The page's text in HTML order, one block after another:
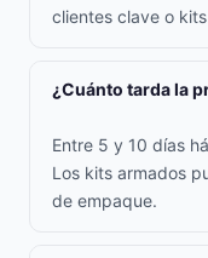
clientes clave o
¿Cuánto tarda la
Entre 5 y 10 días
Los kits armados
de empaque.